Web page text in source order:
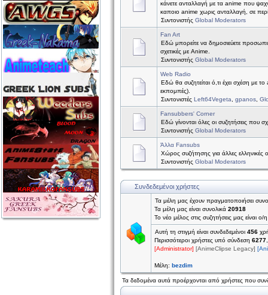
κάνετε ανταλλαγή με τα anime που
καποιο anime χωρις ανταλλαγή, σε
Συντονιστής Global Moderators
Fan Art
Εδώ μπορείτε να δημοσιεύετε
σχετικές με Anime.
Συντονιστής Global Moderators
Web Radio
Εδώ θα συζητείται ό,τι έχει σχέση με
εκπομπές).
Συντονιστές Left64Vegeta gpanos
Fansubbers' Corner
Εδώ γίνονται όλες οι συζητήσεις που
Συντονιστής Global Moderators
Άλλα Fansubs
Χώρος συζήτησης για άλλες
Συντονιστής Global Moderators
Συνδεδεμένοι χρήστες
Τα μέλη μας έχουν πραγματοποιήσει
Τα μέλη μας είναι συνολικά 20918
Το νέο μέλος στις συζητήσεις μας είναι ο/
Αυτή τη στιγμή είναι συνδεδεμένοι 456
Περισσότεροι χρήστες υπό σύνδεση 6277
[Administrator] [AnimeClipse Legacy]
Μέλη: bezdim
Τα δεδομένα αυτά προέρχονται από χρήστες που